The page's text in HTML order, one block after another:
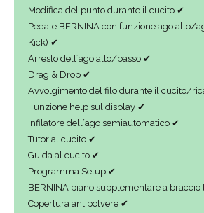
Modifica del punto durante il cucito ✔
Pedale BERNINA con funzione ago alto/
Kick) ✔
Arresto dell´ago alto/basso ✔
Drag & Drop ✔
Avvolgimento del filo durante il cucito/
Funzione help sul display ✔
Infilatore dell´ago semiautomatico ✔
Tutorial cucito ✔
Guida al cucito ✔
Programma Setup ✔
BERNINA piano supplementare a
Copertura antipolvere ✔